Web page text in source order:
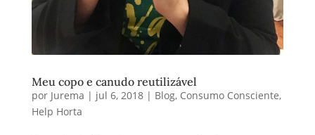
Meu copo e canudo reutilizável
por Jurema | jul 6, 2018| Blog, Consumo Consciente,
Help Horta